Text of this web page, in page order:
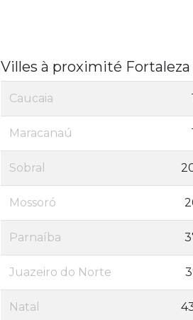
Villes à proximité Fortaleza
Caucaia
Maracanaú
Sobral
Mossoró
Parnaíba
Juazeiro do Norte
Natal